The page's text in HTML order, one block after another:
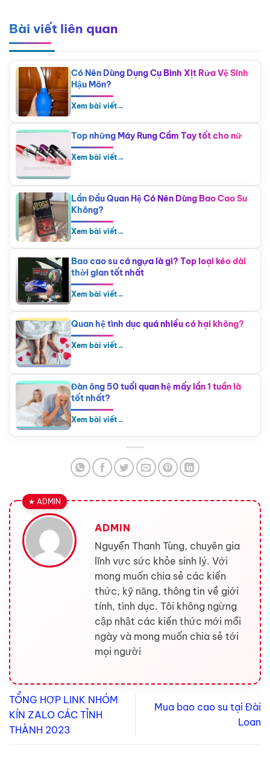
Bài viết liên quan
Có Nên Dùng Dụng Cụ Bình Xịt Rửa Vệ Sinh
Hậu Môn?
Xem bài viết→
Top những Máy Rung Cầm Tay tốt cho nữ
Xem bài viết→
Lần Đầu Quan Hệ Có Nên Dùng Bao Cao Su
Không?
Xem bài viết→
Bao cao su cá ngựa là gì? Top loại kéo dài
thời gian tốt nhất
Xem bài viết→
Quan hệ tình dục quá nhiều có hại không?
Xem bài viết→
Đàn ông 50 tuổi quan hệ mấy lần 1 tuần là
tốt nhất?
Xem bài viết→
ADMIN
Nguyễn Thanh Tùng, chuyên gia
lĩnh vực sức khỏe sinh lý. Với
mong muốn chia sẻ các kiến
thức, kỹ năng, thông tin về giới
tính, tình dục. Tôi không ngừng
cập nhật các kiến thức mới mỗi
ngày và mong muốn chia sẻ tới
mọi người
TỔNG HỢP LINK NHÓM
KÍN ZALO CÁC TỈNH
THÀNH 2023
Mua bao cao su tại Đài
Loan